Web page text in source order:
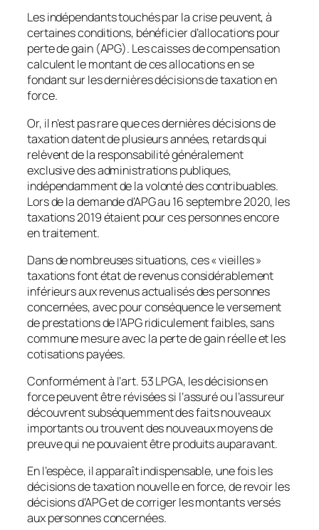
Les indépendants touchés par la crise peuvent, à
certaines conditions, bénéficier d’allocations pour
perte de gain (APG). Les caisses de compensation
calculent le montant de ces allocations en se
fondant sur les dernières décisions de taxation en
force.
Or, il n’est pas rare que ces dernières décisions de
taxation datent de plusieurs années, retards qui
relèvent de la responsabilité généralement
exclusive des administrations publiques,
indépendamment de la volonté des contribuables.
Lors de la demande d’APG au 16 septembre 2020, les
taxations 2019 étaient pour ces personnes encore
en traitement.
Dans de nombreuses situations, ces « vieilles »
taxations font état de revenus considérablement
inférieurs aux revenus actualisés des personnes
concernées, avec pour conséquence le versement
de prestations de l’APG ridiculement faibles, sans
commune mesure avec la perte de gain réelle et les
cotisations payées.
Conformément à l’art. 53 LPGA, les décisions en
force peuvent être révisées si l’assuré ou l’assureur
découvrent subséquemment des faits nouveaux
importants ou trouvent des nouveaux moyens de
preuve qui ne pouvaient être produits auparavant.
En l’espèce, il apparaît indispensable, une fois les
décisions de taxation nouvelle en force, de revoir les
décisions d’APG et de corriger les montants versés
aux personnes concernées.